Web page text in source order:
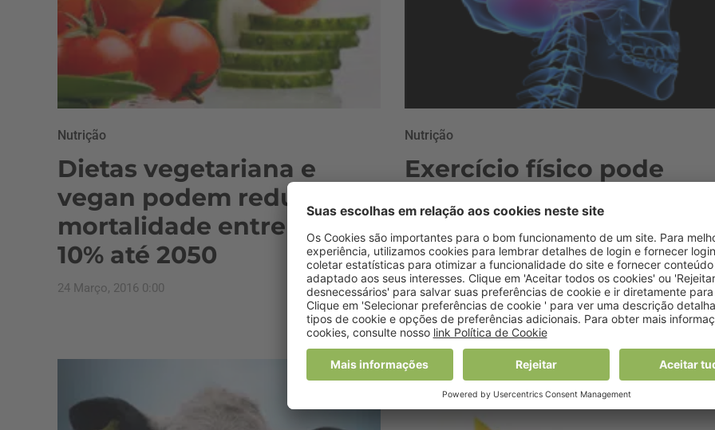
Nutrição
Dietas vegetariana e
vegan podem reduzir
mortalidade entre 6 a
10% até 2050
24 Março, 2016 0:00
Nutrição
Exercício físico pode
funcionamento cerebral
em idosos por mais 10
anos
24 Março, 2016 0:00